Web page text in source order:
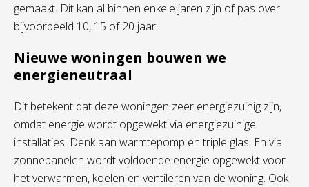
gemaakt. Dit kan al binnen enkele jaren zijn of pas over
bijvoorbeeld 10, 15 of 20 jaar.
Nieuwe woningen bouwen we
energieneutraal
Dit betekent dat deze woningen zeer energiezuinig zijn,
omdat energie wordt opgewekt via energiezuinige
installaties. Denk aan warmtepomp en triple glas. En via
zonnepanelen wordt voldoende energie opgewekt voor
het verwarmen, koelen en ventileren van de woning. Ook